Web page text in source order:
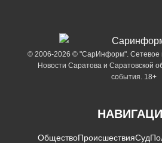
© 2006-2026 © "СарИнформ". Сетевое
Новости Саратова и Саратовской
события. 18+
ОбществоПроисшествияСуд